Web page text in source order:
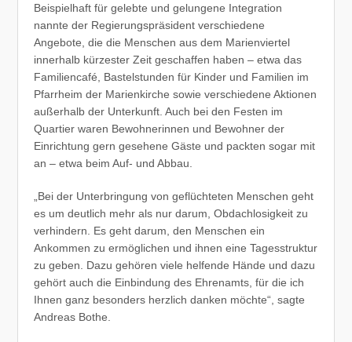
Beispielhaft für gelebte und gelungene Integration
nannte der Regierungspräsident verschiedene
Angebote, die die Menschen aus dem Marienviertel
innerhalb kürzester Zeit geschaffen haben – etwa das
Familiencafé, Bastelstunden für Kinder und Familien im
Pfarrheim der Marienkirche sowie verschiedene Aktionen
außerhalb der Unterkunft. Auch bei den Festen im
Quartier waren Bewohnerinnen und Bewohner der
Einrichtung gern gesehene Gäste und packten sogar mit
an – etwa beim Auf- und Abbau.
„Bei der Unterbringung von geflüchteten Menschen geht
es um deutlich mehr als nur darum, Obdachlosigkeit zu
verhindern. Es geht darum, den Menschen ein
Ankommen zu ermöglichen und ihnen eine Tagesstruktur
zu geben. Dazu gehören viele helfende Hände und dazu
gehört auch die Einbindung des Ehrenamts, für die ich
Ihnen ganz besonders herzlich danken möchte“, sagte
Andreas Bothe.